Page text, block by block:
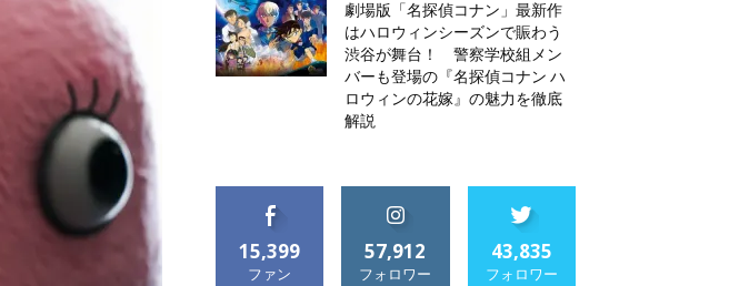
劇場版「名探偵コナン」最新作
はハロウィンシーズンで賑わう
渋谷が舞台！ 警察学校組メン
バーも登場の『名探偵コナン ハ
ロウィンの花嫁』の魅力を徹底
解説
15,399
ファン
57,912
フォロワー
43,835
フォロワー